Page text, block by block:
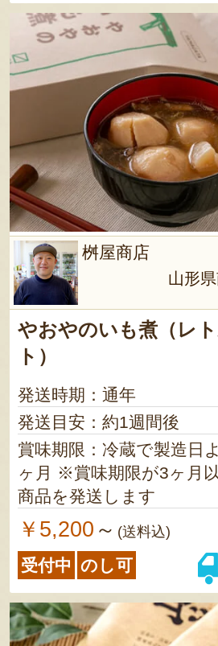
ださい しめじ／商品到着後、
お早めにお召し上がりく
い うまいたれ／製造日より10
ヶ月 ※賞味期限が6ヶ月以
商品を発送します
桝屋商店
山形
やおやのいも煮（レ
ト）
発送時期：通年
発送目安：約1週間後
賞味期限：冷蔵で製造日
ヶ月 ※賞味期限が3ヶ月以上の
商品を発送します
￥5,200 ～ (送料込)
受付中 のし可